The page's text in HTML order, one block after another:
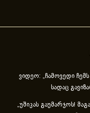
ვიდეო: „ჩამოვედი
სადაც
„უშიკას გაუმარჯოს!